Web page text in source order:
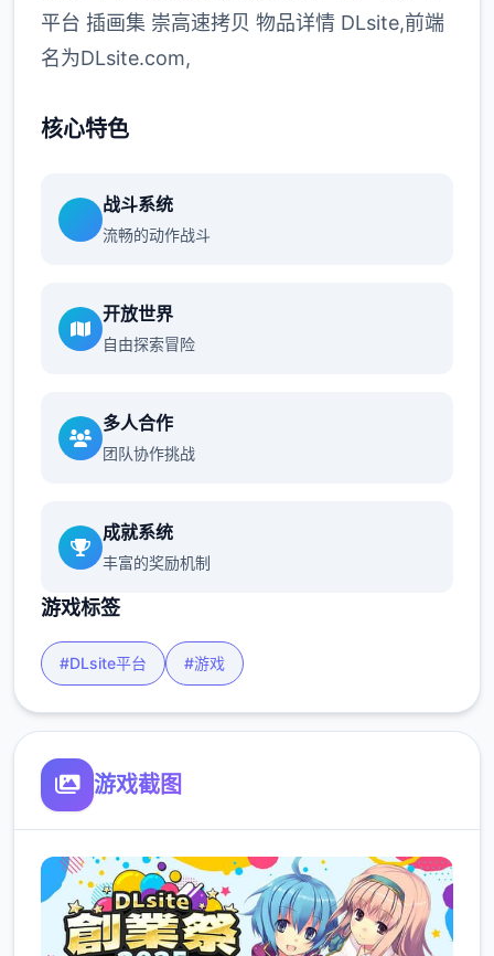
平台 插画集 崇高速拷贝 物品详情 DLsite,前端
名为DLsite.com,
核心特色
战斗系统
流畅的动作战斗
开放世界
自由探索冒险
多人合作
团队协作挑战
成就系统
丰富的奖励机制
游戏标签
#DLsite平台 #游戏
游戏截图